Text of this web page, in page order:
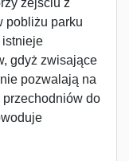
zejściu z
pobliżu parku
istnieje
gdyż zwisające
pozwalają na
do